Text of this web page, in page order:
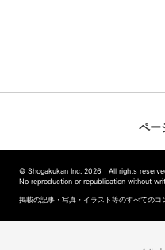
ペー
© Shogakukan Inc. 2026 All rights
No reproduction or republication without
掲載の記事・写真・イラスト等のすべてのコ